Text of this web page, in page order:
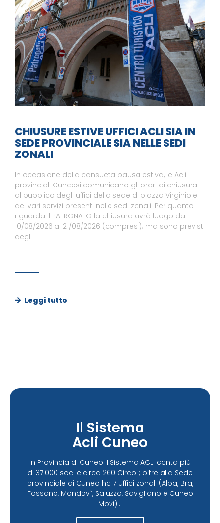
CHIUSURE ESTIVE UFFICI ACLI SIA IN
SEDE PROVINCIALE SIA NELLE SEDI
ZONALI
In occasione della consueta pausa estiva, le Acli
provinciali Cuneesi comunicano gli orari di chiusura
al pubblico degli uffici della sede di piazza Virginio e
dei vari servizi presenti nelle sedi zonali. Per quanto
riguarda il PATRONATO la chiusura avrà luogo dal
10/08/2026 al 21/08/2026 (compresi); ma sono previsti
degli
Leggi tutto
Il Sistema
Acli Cuneo
In Provincia di Cuneo il Sistema ACLI conta più
di 37.000 soci e circa 260 Circoli; oltre alla Sede
provinciale di Cuneo ha 7 uffici zonali (Alba, Bra,
Fossano, Mondovì, Saluzzo, Savigliano e Cuneo
Movi)...